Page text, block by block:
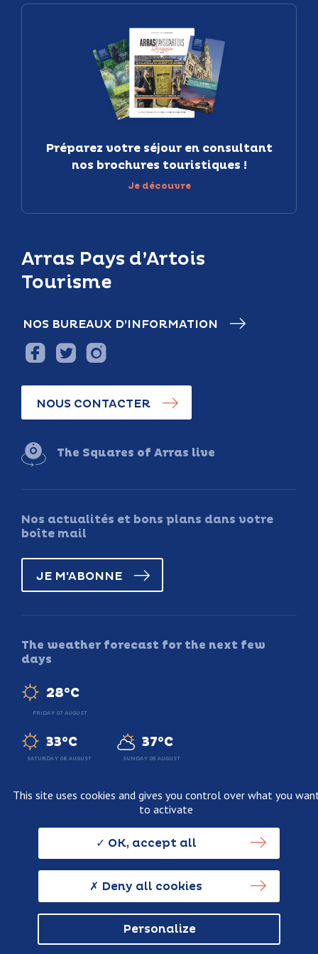
Arras Pays d’Artois
Tourisme
NOS BUREAUX D’INFORMATION
NOUS CONTACTER
The Squares of Arras live
Nos actualités et bons plans dans votre
boîte mail
JE M'ABONNE
The weather forecast for the next few
days
28°C
FRIDAY 07 AUGUST
33°C
SATURDAY 08 AUGUST
37°C
SUNDAY 09 AUGUST
Préparez votre séjour en consultant
nos brochures touristiques !
Je découvre
Personnal data usage policy
This site uses cookies and gives you control over what you
to activate
OK, accept all
Deny all cookies
Personalize